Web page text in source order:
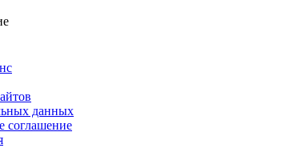
данных
соглашение